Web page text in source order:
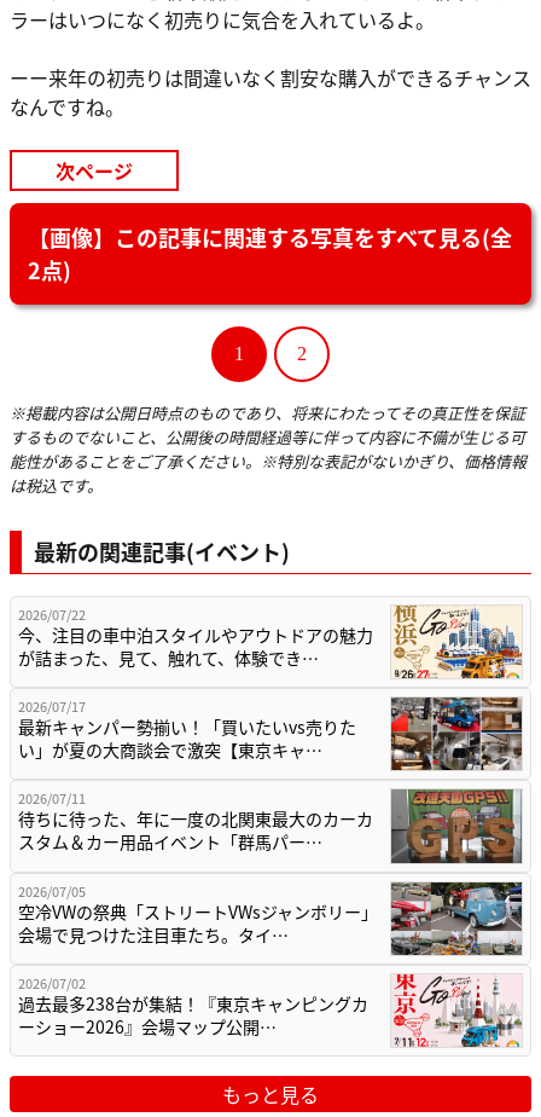
ラーはいつになく初売りに気合を入れているよ。
ーー来年の初売りは間違いなく割安な購入ができるチャンス
なんですね。
次ページ
【画像】この記事に関連する写真をすべて見る(全
2点)
1 2
※掲載内容は公開日時点のものであり、将来にわたってその真正性を保証
するものでないこと、公開後の時間経過等に伴って内容に不備が生じる可
能性があることをご了承ください。※特別な表記がないかぎり、価格情報
は税込です。
最新の関連記事(イベント)
2026/07/22
今、注目の車中泊スタイルやアウトドアの魅力
が詰まった、見て、触れて、体験でき…
2026/07/17
最新キャンパー勢揃い！「買いたいvs売りた
い」が夏の大商談会で激突【東京キャ…
2026/07/11
待ちに待った、年に一度の北関東最大のカーカ
スタム＆カー用品イベント「群馬パー…
2026/07/05
空冷VWの祭典「ストリートVWsジャンボリー」
会場で見つけた注目車たち。タイ…
2026/07/02
過去最多238台が集結！『東京キャンピングカ
ーショー2026』会場マップ公開…
もっと見る